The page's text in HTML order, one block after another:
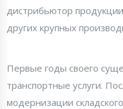
дистрибьютор
других крупных
Первые годы своего
транспортные услуги.
модернизации